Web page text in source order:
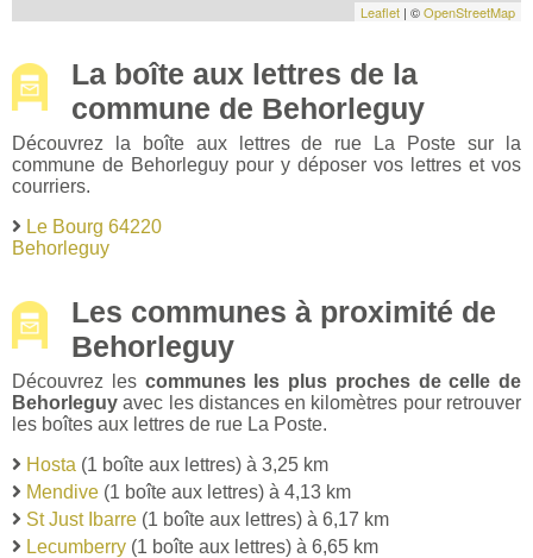
Leaflet | ©OpenStreetMap
La boîte aux lettres de la
commune de Behorleguy
Découvrez la boîte aux lettres de rue La Poste sur la
commune de Behorleguy pour y déposer vos lettres et vos
courriers.
Le Bourg 64220
Behorleguy
Les communes à proximité de
Behorleguy
Découvrez les communes les plus proches de celle de
Behorleguy avec les distances en kilomètres pour retrouver
les boîtes aux lettres de rue La Poste.
Hosta (1 boîte aux lettres) à 3,25 km
Mendive (1 boîte aux lettres) à 4,13 km
St Just Ibarre (1 boîte aux lettres) à 6,17 km
Lecumberry (1 boîte aux lettres) à 6,65 km